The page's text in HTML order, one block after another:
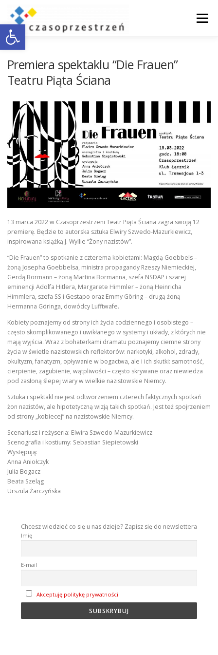
Otwórz pasek narzędzi
Przejdź
treści
Menu
KONTAKT
Premiera spektaklu “Die Frauen”
Teatru Piąta Ściana
13 marca 2022 w Czasoprzestrzeni Teatr Piąta Ściana zagra swoją 12
premierę. Będzie to autorska sztuka Elwiry Szwedo-Mazurkiewicz,
inspirowana książką J. Wyllie “Żony nazistów”.
“Die Frauen” to spotkanie z czterema kobietami: Magdą Goebbels –
żoną Josepha Goebbelsa, ministra propagandy Rzeszy Niemieckiej,
Gerdą Bormann – żoną Martina Bormanna, szefa NSDAP i szarej
eminencji Adolfa Hitlera, Margarete Himmler – żoną Heinricha
Himmlera, szefa SS i Gestapo oraz Emmy Göring – drugą żoną
Hermanna Göringa, dowódcy Lufftwafe.
Kobiety poznajemy od strony ich życia codziennego i osobistego –
często skomplikowanego i uwikłanego w systemy i układy, z których nie
mają wyjścia. Wraz z bohaterkami dramatu poznajemy ciemne strony
życia w świetle nazistowskich reflektorów: narkotyki, alkohol, zdrady,
okultyzm, fanatyzm, opływanie w bogactwa, ale i ich skutki: samotność,
cierpienie, zagubienie, wątpliwości – często skrywane oraz niewiedza
pod zasłoną ślepej wiary w wielkie nazistowskie Niemcy.
Sztuka i spektakl nie jest odtworzeniem czterech faktycznych spotkań
żon nazistów, ale hipotetyczną wizją takich spotkań. Jest też spojrzeniem
od strony „kobiecej” na nazistowskie Niemcy.
Scenariusz i reżyseria: Elwira Szwedo-Mazurkiewicz
Scenografia i kostiumy: Sebastian Siepietowski
Występują:
Anna Aniołczyk
Julia Bogacz
Beata Szeląg
Urszula Żarczyńska
Chcesz wiedzieć co się u nas dzieje? Zapisz się do newslettera
Imię
E-mail
Akceptuję politykę prywatności